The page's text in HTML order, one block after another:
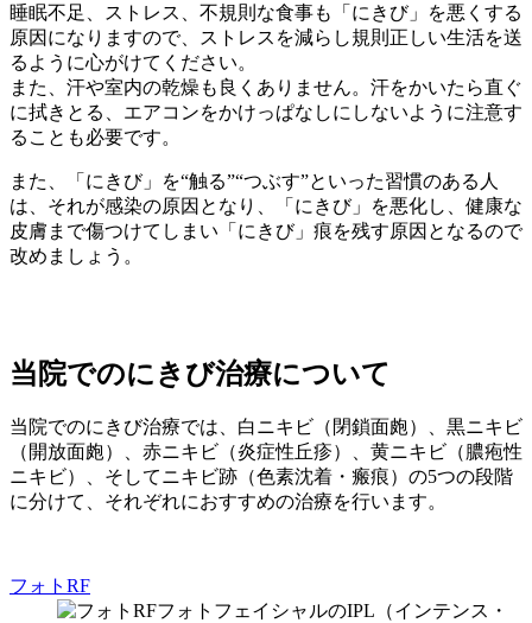
睡眠不足、ストレス、不規則な食事も「にきび」を悪くする
原因になりますので、ストレスを減らし規則正しい生活を送
るように心がけてください。
また、汗や室内の乾燥も良くありません。汗をかいたら直ぐ
に拭きとる、エアコンをかけっぱなしにしないように注意す
ることも必要です。
また、「にきび」を“触る”“つぶす”といった習慣のある人
は、それが感染の原因となり、「にきび」を悪化し、健康な
皮膚まで傷つけてしまい「にきび」痕を残す原因となるので
改めましょう。
当院でのにきび治療について
当院でのにきび治療では、白ニキビ（閉鎖面皰）、黒ニキビ
（開放面皰）、赤ニキビ（炎症性丘疹）、黄ニキビ（膿疱性
ニキビ）、そしてニキビ跡（色素沈着・瘢痕）の5つの段階
に分けて、それぞれにおすすめの治療を行います。
フォトRF
フォトフェイシャルのIPL（インテンス・